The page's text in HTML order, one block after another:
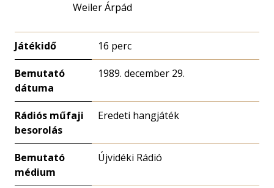
Weiler Árpád
Játékidő 16 perc
Bemutató
dátuma
1989. december 29.
Rádiós műfaji
besorolás
Eredeti hangjáték
Bemutató
médium
Újvidéki Rádió